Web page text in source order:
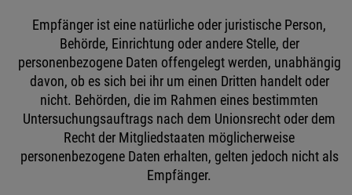
Empfänger ist eine natürliche oder juristische Person,
Behörde, Einrichtung oder andere Stelle, der
personenbezogene Daten offengelegt werden, unabhängig
davon, ob es sich bei ihr um einen Dritten handelt oder
nicht. Behörden, die im Rahmen eines bestimmten
Untersuchungsauftrags nach dem Unionsrecht oder dem
Recht der Mitgliedstaaten möglicherweise
personenbezogene Daten erhalten, gelten jedoch nicht als
Empfänger.